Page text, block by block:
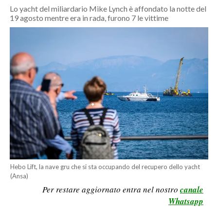
AGENDA
MONDO
POLITICA
ECONOMIA
SERVIZI ALLE IMPRESE
LAVORO
BANDI
SPORT IN SARDEGNA
Lo yacht del miliardario Mike Lynch è affondato la notte del
19 agosto mentre era in rada, furono 7 le vittime
Hebo Lift, la nave gru che si sta occupando del recupero dello yacht
(Ansa)
Per restare aggiornato entra nel nostro canale
Whatsapp